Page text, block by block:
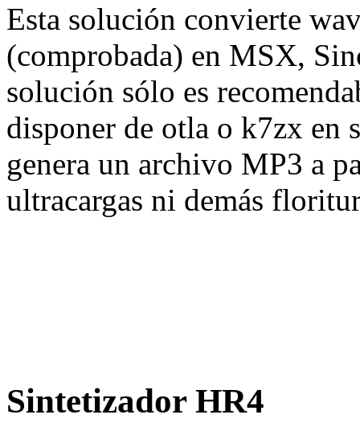
Esta solución convierte
(comprobada) en MSX,
solución sólo es
disponer de otla o k7zx en
genera un archivo MP3 a
ultracargas ni demás
Sintetizador HR4